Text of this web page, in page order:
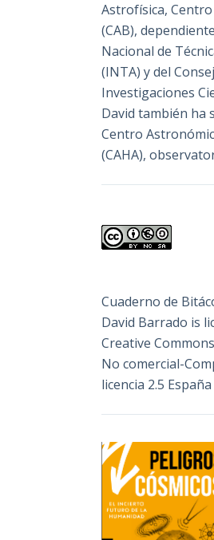
Astrofísica,
(CAB),
Nacional de
(INTA) y del
Investigaciones
David también ha
Centro
(CAHA),
Cuaderno de
David Barrado is
Creative
No comercial-
licencia 2.5